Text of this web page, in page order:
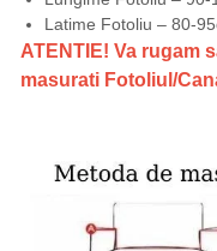
Latime Fotoliu – 80-
ATENTIE! Va rugam
masurati Fotoliul/